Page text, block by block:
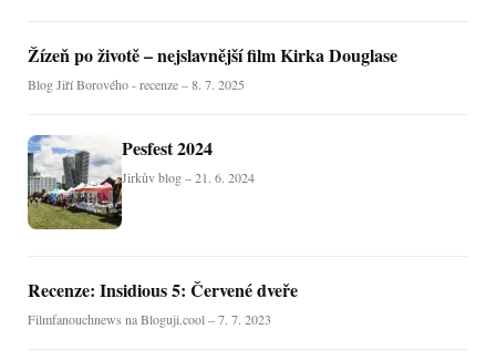
Žízeň po životě – nejslavnější film Kirka Douglase
Blog Jiří Borového - recenze – 8. 7. 2025
Pesfest 2024
Jirkův blog – 21. 6. 2024
Recenze: Insidious 5: Červené dveře
Filmfanouchnews na Bloguji.cool – 7. 7. 2023